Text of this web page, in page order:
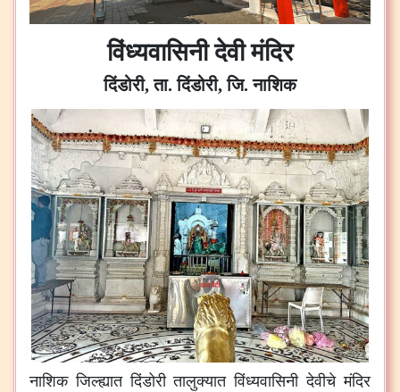
विंध्यवासिनी देवी मंदिर
दिंडोरी, ता. दिंडोरी, जि. नाशिक
नाशिक जिल्ह्यात दिंडोरी तालुक्यात विंध्यवासिनी देवीचे मंदिर